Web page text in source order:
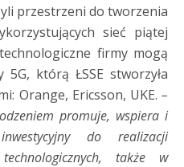
przestrzeni do tworzenia
sieć piątej
firmy mogą
którą ŁSSE stworzyła
Orange, Ericsson, UKE. –
promuje, wspiera i
do realizacji
także w